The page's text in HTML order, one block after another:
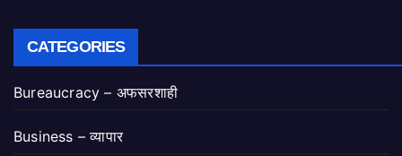
CATEGORIES
Bureaucracy – अफसरशाही
Business – व्यापार